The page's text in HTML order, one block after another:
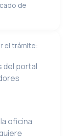
de
el trámite:
del portal
oficina